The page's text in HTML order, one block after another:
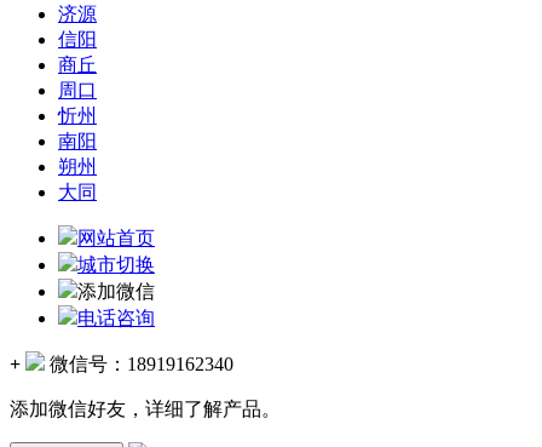
济源
信阳
商丘
周口
忻州
南阳
朔州
大同
网站首页
城市切换
添加微信
电话咨询
+ 微信号： 18919162340
添加微信好友，详细了解产品。